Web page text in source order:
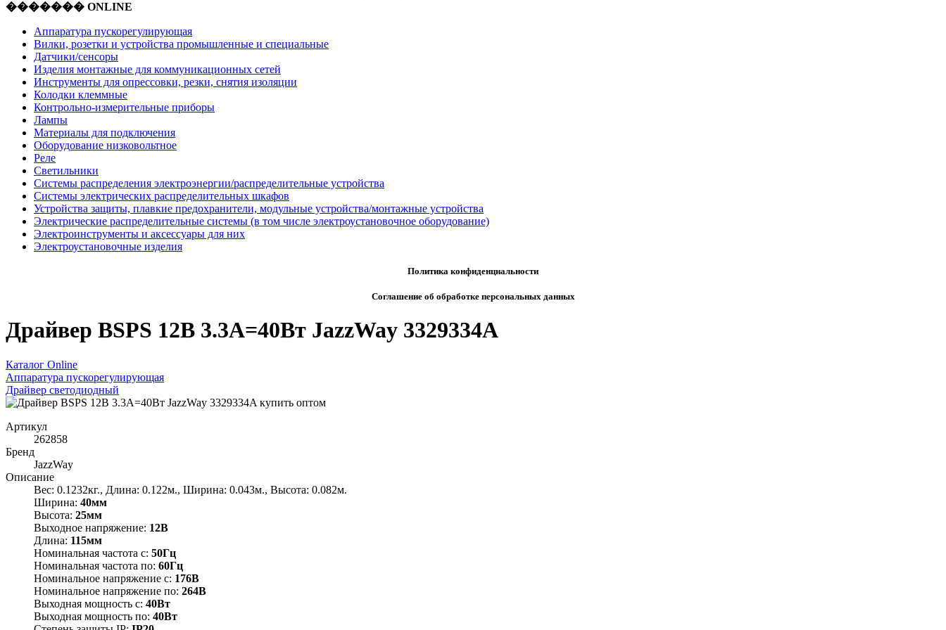
������� ONLINE
Аппаратура пускорегулирующая
Вилки, розетки и устройства промышленные и специальные
Датчики/сенсоры
Изделия монтажные для коммуникационных сетей
Инструменты для опрессовки, резки, снятия изоляции
Колодки клеммные
Контрольно-измерительные приборы
Лампы
Материалы для подключения
Оборудование низковольтное
Реле
Светильники
Системы распределения электроэнергии/распределительные устройства
Системы электрических распределительных шкафов
Устройства защиты, плавкие предохранители, модульные устройства/монтажные устройства
Электрические распределительные системы (в том числе электроустановочное оборудование)
Электроинструменты и аксессуары для них
Электроустановочные изделия
Политика конфиденциальности
Соглашение об обработке персональных данных
Драйвер BSPS 12В 3.3A=40Вт JazzWay 3329334A
Каталог Online
Аппаратура пускорегулирующая
Драйвер светодиодный
Артикул
262858
Бренд
JazzWay
Описание
Вес: 0.1232кг., Длина: 0.122м., Ширина: 0.043м., Высота: 0.082м.
Ширина: 40мм
Высота: 25мм
Выходное напряжение: 12В
Длина: 115мм
Номинальная частота с: 50Гц
Номинальная частота по: 60Гц
Номинальное напряжение с: 176В
Номинальное напряжение по: 264В
Выходная мощность с: 40Вт
Выходная мощность по: 40Вт